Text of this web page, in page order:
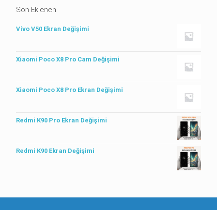
Son Eklenen
Vivo V50 Ekran Değişimi
Xiaomi Poco X8 Pro Cam Değişimi
Xiaomi Poco X8 Pro Ekran Değişimi
Redmi K90 Pro Ekran Değişimi
Redmi K90 Ekran Değişimi